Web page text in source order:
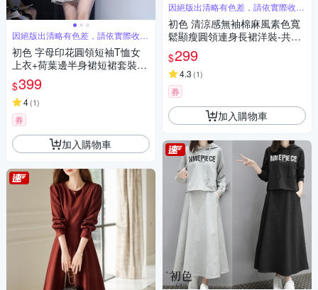
因絕版出清略有色差，請依實際收到
商品為主
初色 字母印花圓領短袖T恤女
上衣+荷葉邊半身裙短裙套裝-
灰色-34840(M-XL可選)
$399
4(1)
券
加入購物車
因絕版出清略有色差，請依實際收到
商品為主
初色 清涼感無袖棉麻風素色寬
鬆顯瘦圓領連身長裙洋裝-共2
色-69479(M-XL可選)
$299
4.3 (1)
券
加入購物車